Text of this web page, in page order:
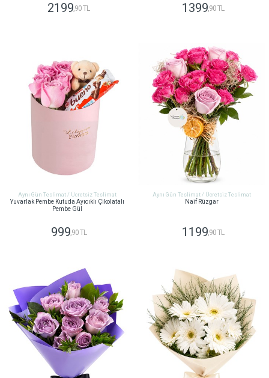
2199,90 TL 1399,90 TL
Aynı Gün Teslimat / Ücretsiz Teslimat
Yuvarlak Pembe Kutuda Ayıcıklı Çikolatalı
Pembe Gül
999,90 TL
Aynı Gün Teslimat / Ücretsiz Teslimat
Naif Rüzgar
1199 ,90 TL